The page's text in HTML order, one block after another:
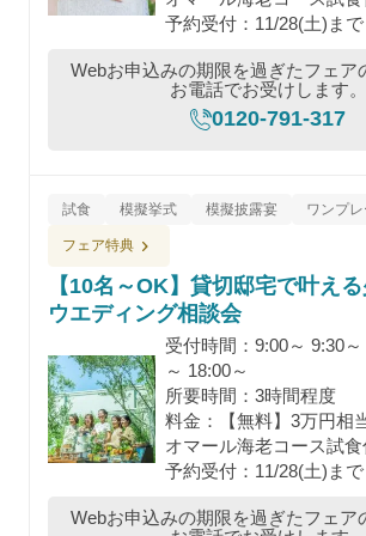
予約受付：11/28(土)まで
Webお申込みの期限を過ぎたフェア
お電話でお受けします。
0120-791-317
試食 模擬挙式 模擬披露宴 ワンプ
フェア特典
【10名～OK】貸切邸宅で叶え
ウエディング相談会
受付時間：9:00～ 9:30
～ 18:00～
所要時間：3時間程度
料金：【無料】3万円相
オマール海老コース試食
予約受付：11/28(土)まで
Webお申込みの期限を過ぎたフェア